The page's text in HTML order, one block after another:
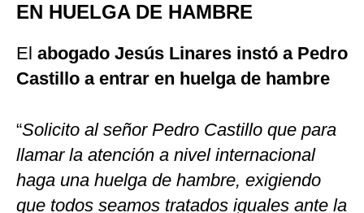
EN HUELGA DE HAMBRE
El abogado Jesús Linares instó a Pedro
Castillo a entrar en huelga de hambre
“Solicito al señor Pedro Castillo que para
llamar la atención a nivel internacional
haga una huelga de hambre, exigiendo
que todos seamos tratados iguales ante la